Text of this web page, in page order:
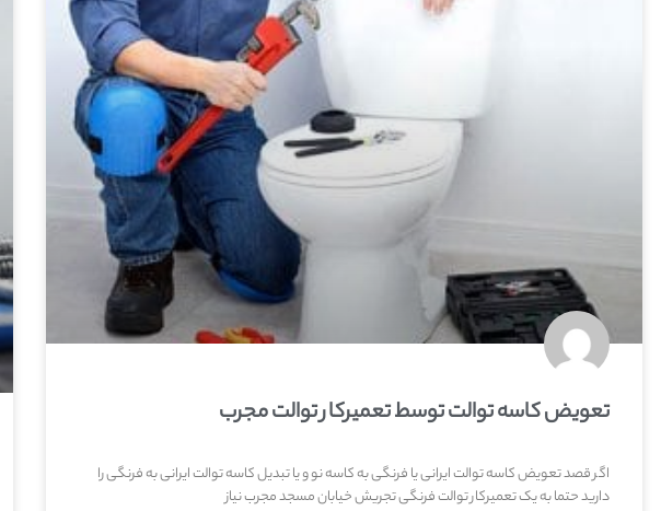
تعویض کاسه توالت توسط تعمیرکار توالت مجرب
اگر قصد تعویض کاسه توالت ایرانی یا فرنگی به کاسه نو و یا تبدیل کاسه توالت ایرانی به فرنگی را
دارید حتما به یک تعمیرکار توالت فرنگی تجریش خیابان مسجد مجرب نیاز